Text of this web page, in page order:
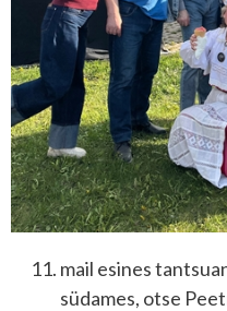
mail esines
südames, otse